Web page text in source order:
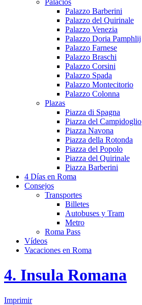
Palacios
Palazzo Barberini
Palazzo del Quirinale
Palazzo Venezia
Palazzo Doria Pamphlij
Palazzo Farnese
Palazzo Braschi
Palazzo Corsini
Palazzo Spada
Palazzo Montecitorio
Palazzo Colonna
Plazas
Piazza di Spagna
Piazza del Campidoglio
Piazza Navona
Piazza della Rotonda
Piazza del Popolo
Piazza del Quirinale
Piazza Barberini
4 Días en Roma
Consejos
Transportes
Billetes
Autobuses y Tram
Metro
Roma Pass
Vídeos
Vacaciones en Roma
4. Insula Romana
Imprimir